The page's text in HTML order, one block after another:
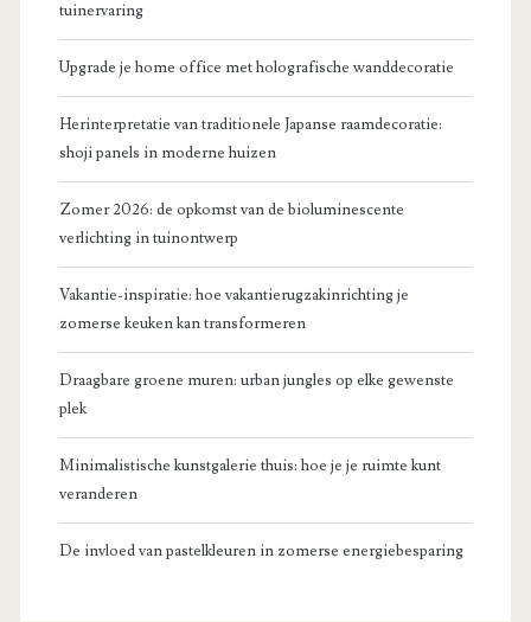
tuinervaring
Upgrade je home office met holografische wanddecoratie
Herinterpretatie van traditionele Japanse raamdecoratie:
shoji panels in moderne huizen
Zomer 2026: de opkomst van de bioluminescente
verlichting in tuinontwerp
Vakantie-inspiratie: hoe vakantierugzakinrichting je
zomerse keuken kan transformeren
Draagbare groene muren: urban jungles op elke gewenste
plek
Minimalistische kunstgalerie thuis: hoe je je ruimte kunt
veranderen
De invloed van pastelkleuren in zomerse energiebesparing